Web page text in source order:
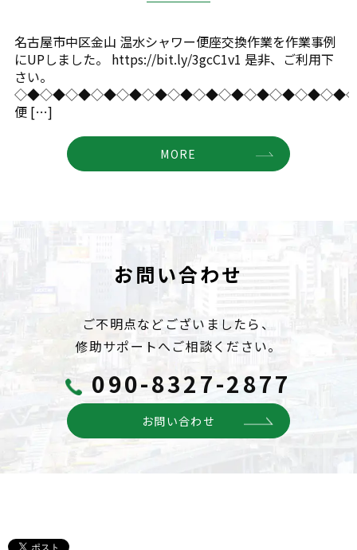
名古屋市中区金山 温水シャワー便座交換作業を作業事例
にUPしました。 https://bit.ly/3gcC1v1 是非、ご利用下
さい。
便 […]
MORE
お問い合わせ
ご不明点などございましたら、
修助サポートへご相談ください。
090-8327-2877
お問い合わせ